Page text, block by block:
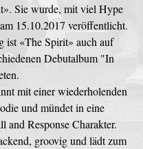
Sie wurde, mit viel Hype
15.10.2017 veröffentlicht.
ist «The Spirit» auch auf
Debutalbum "In
mit einer wiederholenden
und mündet in eine
and Response Charakter.
groovig und lädt zum